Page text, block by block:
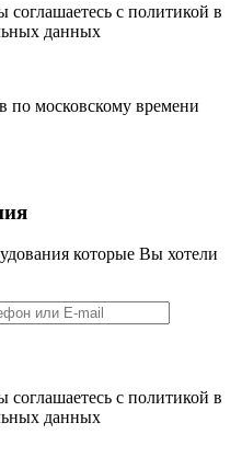
с политикой в
данных
по московскому времени
которые Вы хотели
с политикой в
данных